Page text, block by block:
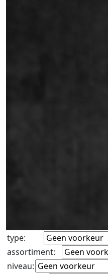
type:
assortiment:
niveau: